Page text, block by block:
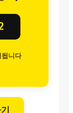
됩니다